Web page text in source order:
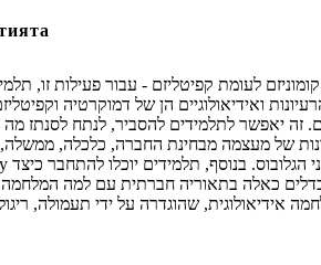
קומוניזם לעומת קפיטליזם - עבור פעילות זו,
ואידיאולוגיים הן של דמוקרטיה
זה יאפשר לתלמידים להסביר, לנתח לסנתז
של מעצמה מבחינת החברה, כלכלה, ממשלה,
כאלה בתאוריה חברתית עם למה